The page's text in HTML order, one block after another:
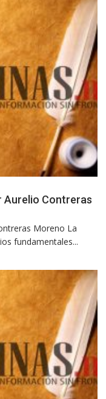
Aurelio Contreras
Moreno La
fundamentales...